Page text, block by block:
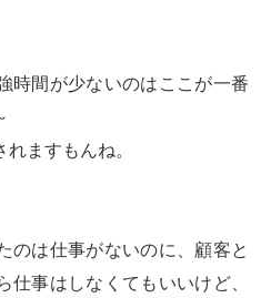
時間が少ないのはここが一番
ますもんね。
のは仕事がないのに、顧客と
仕事はしなくてもいいけど、